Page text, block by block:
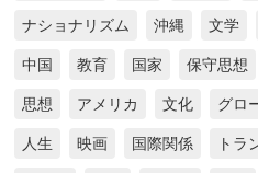
ナショナリズム 沖縄 文学
中国 教育 国家 保守思想
思想 アメリカ 文化 グロ
人生 映画 国際関係 トラ